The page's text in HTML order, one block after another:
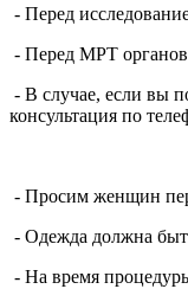
- Перед
- Перед МРТ органов
- В случае, если вы
консультация по
- Просим женщин
- Одежда должна
- На время